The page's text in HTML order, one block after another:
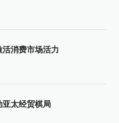
活消费市场活力
亚太经贸棋局